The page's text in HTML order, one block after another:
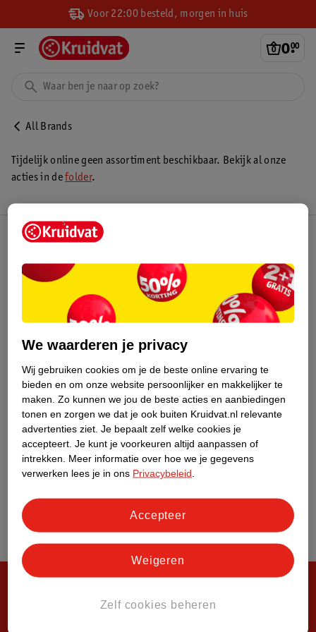
Voor 22:00 besteld, morgen in huis
0.
00
All Brands
Tijdelijk online geen assortiment beschikbaar. Bekijk al onze
acties in defolder.
Kruidvat Club
Over Kruidvat
We waarderen je privacy
Wij gebruiken cookies om je de beste online ervaring te
bieden en om onze website persoonlijker en makkelijker te
maken. Zo kunnen we jou de beste acties en aanbiedingen
tonen en zorgen we dat je ook buiten Kruidvat.nl relevante
advertenties ziet. Je bepaalt zelf welke cookies je
accepteert. Je kunt je voorkeuren altijd aanpassen of
intrekken.
Meer informatie over hoe we je gegevens
verwerken lees je in ons Privacybeleid
Zelf cookies beheren
Weigeren
Accepteer